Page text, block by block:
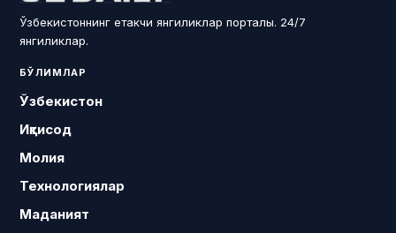
Ўзбекистоннинг етакчи янгиликлар порталы. 24/7
янгиликлар.
БЎЛИМЛАР
Ўзбекистон
Иқтисод
Молия
Технологиялар
Маданият